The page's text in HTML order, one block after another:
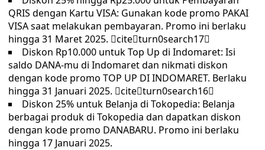
QRIS dengan Kartu VISA: Gunakan kode promo PAKAI
VISA saat melakukan pembayaran. Promo ini berlaku
hingga 31 Maret 2025. citeturn0search17
Diskon Rp10.000 untuk Top Up di Indomaret: Isi
saldo DANA-mu di Indomaret dan nikmati diskon
dengan kode promo TOP UP DI INDOMARET. Berlaku
hingga 31 Januari 2025. citeturn0search16
Diskon 25% untuk Belanja di Tokopedia: Belanja
berbagai produk di Tokopedia dan dapatkan diskon
dengan kode promo DANABARU. Promo ini berlaku
hingga 17 Januari 2025.